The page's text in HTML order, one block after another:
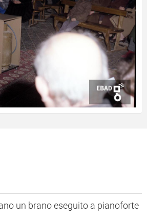
un brano eseguito a pianoforte